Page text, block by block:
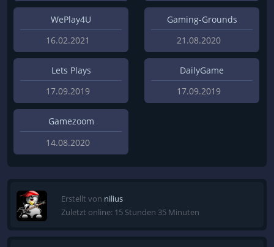
WePlay4U
16.02.2021
Gaming-Grounds
21.08.2020
Lets Plays
17.09.2019
DailyGame
17.09.2019
Gamezoom
14.08.2020
Erstellt von nilius
Zuletzt online: 15 Stunden 35 Minuten